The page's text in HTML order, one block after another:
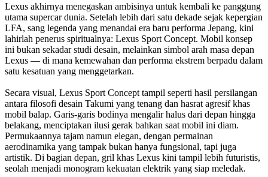
Lexus akhirnya menegaskan ambisinya untuk kembali ke panggung
utama supercar dunia. Setelah lebih dari satu dekade sejak kepergian
LFA, sang legenda yang menandai era baru performa Jepang, kini
lahirlah penerus spiritualnya: Lexus Sport Concept. Mobil konsep
ini bukan sekadar studi desain, melainkan simbol arah masa depan
Lexus — di mana kemewahan dan performa ekstrem berpadu dalam
satu kesatuan yang menggetarkan.
Secara visual, Lexus Sport Concept tampil seperti hasil persilangan
antara filosofi desain Takumi yang tenang dan hasrat agresif khas
mobil balap. Garis-garis bodinya mengalir halus dari depan hingga
belakang, menciptakan ilusi gerak bahkan saat mobil ini diam.
Permukaannya tajam namun elegan, dengan permainan
aerodinamika yang tampak bukan hanya fungsional, tapi juga
artistik. Di bagian depan, gril khas Lexus kini tampil lebih futuristis,
seolah menjadi monogram kekuatan elektrik yang siap meledak.